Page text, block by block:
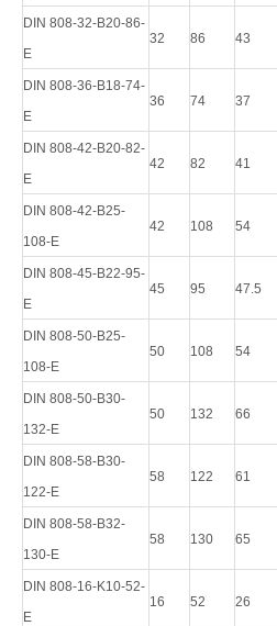
DIN 808-32-B20-86-
E
32 86 43
DIN 808-36-B18-74-
E
36 74 37
DIN 808-42-B20-82-
E
42 82 41
DIN 808-42-B25-
108-E
42 108 54
DIN 808-45-B22-95-
E
45 95 47.5
DIN 808-50-B25-
108-E
50 108 54
DIN 808-50-B30-
132-E
50 132 66
DIN 808-58-B30-
122-E
58 122 61
DIN 808-58-B32-
130-E
58 130 65
DIN 808-16-K10-52-
E
16 52 26